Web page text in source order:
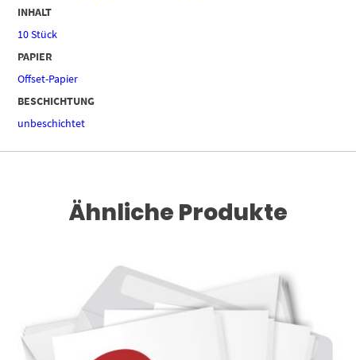
INHALT
10 Stück
PAPIER
Offset-Papier
BESCHICHTUNG
unbeschichtet
Ähnliche Produkte